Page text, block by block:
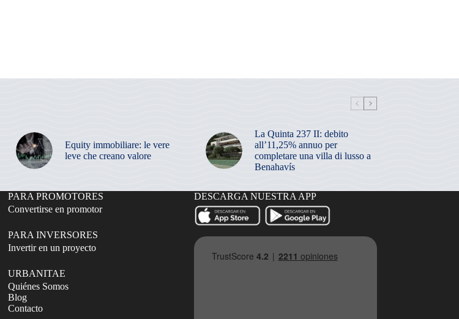
Equity immobiliare: le vere
leve che creano valore
La Quinta 237 II: debito
all’11,25% annuo per
completare una villa di lusso a
Benahavís
PARA PROMOTORES
Convertirse en promotor
PARA INVERSORES
Invertir en un proyecto
URBANITAE
Quiénes Somos
Blog
Contacto
DESCARGA NUESTRA APP